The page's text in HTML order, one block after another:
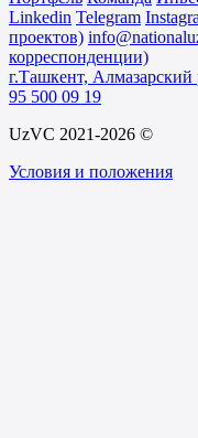
Linkedin Telegram
проектов)
корреспонденции)
г.Ташкент, Алмазарский
95 500 09 19
UzVC 2021-2026 ©
Условия и положения